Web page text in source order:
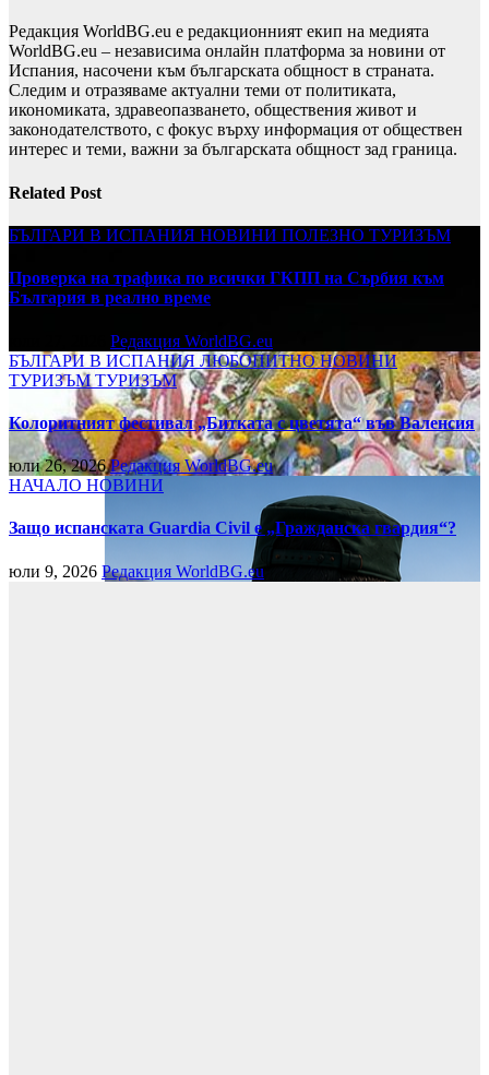
Редакция WorldBG.eu е редакционният екип на медията
WorldBG.eu – независима онлайн платформа за новини от
Испания, насочени към българската общност в страната.
Следим и отразяваме актуални теми от политиката,
икономиката, здравеопазването, обществения живот и
законодателството, с фокус върху информация от обществен
интерес и теми, важни за българската общност зад граница.
Related Post
БЪЛГАРИ В ИСПАНИЯ НОВИНИ ПОЛЕЗНО ТУРИЗЪМ
Проверка на трафика по всички ГКПП на Сърбия към
България в реално време
Редакция WorldBG.eu
БЪЛГАРИ В ИСПАНИЯ ЛЮБОПИТНОНОВИНИ
ТУРИЗЪМТУРИЗЪМ
Колоритният фестивал „Битката с цветята“ във Валенсия
юли 26, 2026Редакция WorldBG.eu
НАЧАЛО НОВИНИ
Защо испанската Guardia Civil е „Гражданска гвардия“?
юли 9, 2026 Редакция WorldBG.eu